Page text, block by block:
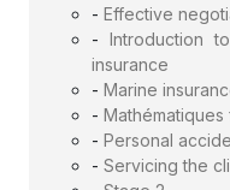
- Effective
- Introduction
insurance
- Marine
-
- Personal
- Servicing the